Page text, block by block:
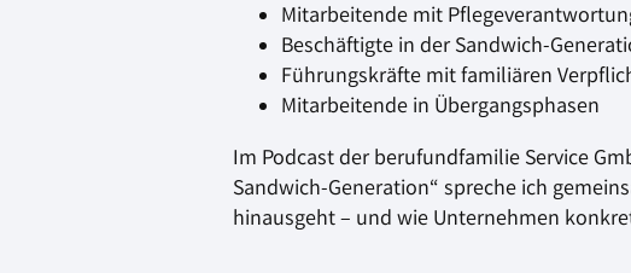
Mitarbeitende mit
Beschäftigte in der Sandwich-
Führungskräfte mit familiären
Mitarbeitende in Übergangsphasen
Im Podcast der berufundfamilie Service
Sandwich-Generation“ spreche ich
hinausgeht – und wie Unternehmen